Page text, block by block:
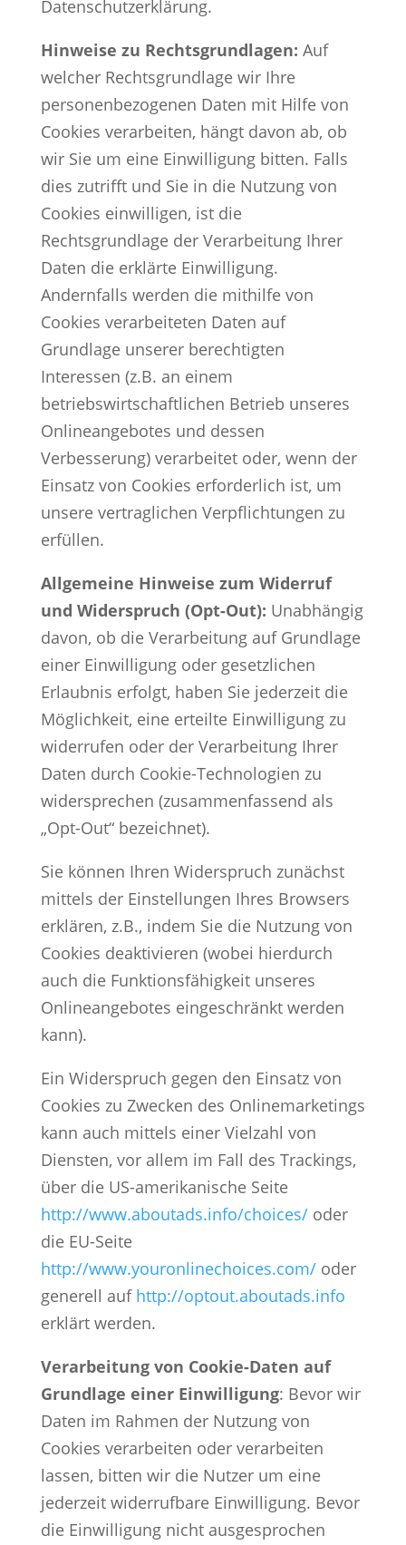
Datenschutzerklärung.
Hinweise zu Rechtsgrundlagen: Auf
welcher Rechtsgrundlage wir Ihre
personenbezogenen Daten mit Hilfe von
Cookies verarbeiten, hängt davon ab, ob
wir Sie um eine Einwilligung bitten. Falls
dies zutrifft und Sie in die Nutzung von
Cookies einwilligen, ist die
Rechtsgrundlage der Verarbeitung Ihrer
Daten die erklärte Einwilligung.
Andernfalls werden die mithilfe von
Cookies verarbeiteten Daten auf
Grundlage unserer berechtigten
Interessen (z.B. an einem
betriebswirtschaftlichen Betrieb unseres
Onlineangebotes und dessen
Verbesserung) verarbeitet oder, wenn der
Einsatz von Cookies erforderlich ist, um
unsere vertraglichen Verpflichtungen zu
erfüllen.
Allgemeine Hinweise zum Widerruf
und Widerspruch (Opt-Out): Unabhängig
davon, ob die Verarbeitung auf Grundlage
einer Einwilligung oder gesetzlichen
Erlaubnis erfolgt, haben Sie jederzeit die
Möglichkeit, eine erteilte Einwilligung zu
widerrufen oder der Verarbeitung Ihrer
Daten durch Cookie-Technologien zu
widersprechen (zusammenfassend als
„Opt-Out“ bezeichnet).
Sie können Ihren Widerspruch zunächst
mittels der Einstellungen Ihres Browsers
erklären, z.B., indem Sie die Nutzung von
Cookies deaktivieren (wobei hierdurch
auch die Funktionsfähigkeit unseres
Onlineangebotes eingeschränkt werden
kann).
Ein Widerspruch gegen den Einsatz von
Cookies zu Zwecken des Onlinemarketings
kann auch mittels einer Vielzahl von
Diensten, vor allem im Fall des Trackings,
über die US-amerikanische Seite
http://www.aboutads.info/choices/oder
die EU-Seite
http://www.youronlinechoices.com/oder
generell auf http://optout.aboutads.info
erklärt werden.
Verarbeitung von Cookie-Daten auf
Grundlage einer Einwilligung: Bevor wir
Daten im Rahmen der Nutzung von
Cookies verarbeiten oder verarbeiten
lassen, bitten wir die Nutzer um eine
jederzeit widerrufbare Einwilligung. Bevor
die Einwilligung nicht ausgesprochen